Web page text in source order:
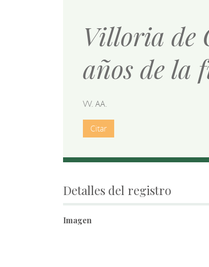
Villoria de
años de la
VV. AA.
Citar
Detalles del registro
Imagen